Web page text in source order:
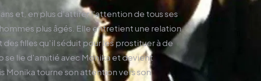
et, en plus d'attirer l'attention de tous ses
plus âgés. Elle entretient une relation
des filles qu'il séduit pour les prostituer à de
se lie d'amitié avec Monika et devient
Monika tourne son attention vers son